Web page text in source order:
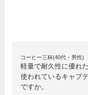
コーヒー三杯(40代・男性)
軽量で耐久性に優れ
使われているキャプ
ですか。